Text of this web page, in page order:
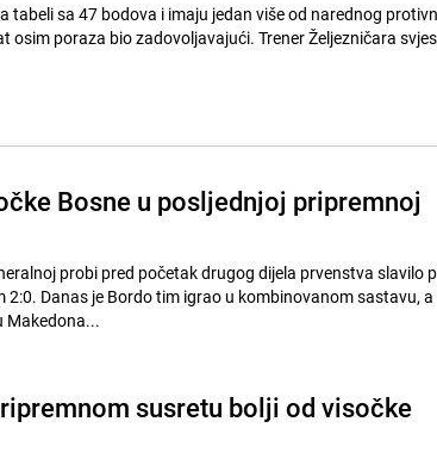
tabeli sa 47 bodova i imaju jedan više od narednog
osim poraza bio zadovoljavajući. Trener Željezničara
Bosne u posljednjoj pripremnoj
probi pred početak drugog dijela prvenstva slavilo
Danas je Bordo tim igrao u kombinovanom sastavu, a
Makedona...
susretu bolji od visočke